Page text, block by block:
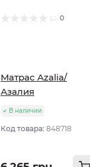
0
Матрас Azalia/
Азалия
В наличии
Код товара: 848718